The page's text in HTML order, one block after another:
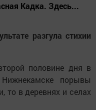
Кадка. Здесь...
разгула стихии
половине дня в
порывы
то в деревнях и селах